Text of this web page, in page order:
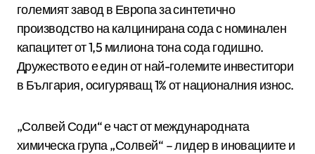
големият завод в Европа за синтетично
производство на калцинирана сода с номинален
капацитет от 1,5 милиона тона сода годишно.
Дружеството е един от най-големите инвеститори
в България, осигуряващ 1% от националния износ.
„Солвей Соди“ е част от международната
химическа група „Солвей“ – лидер в иновациите и